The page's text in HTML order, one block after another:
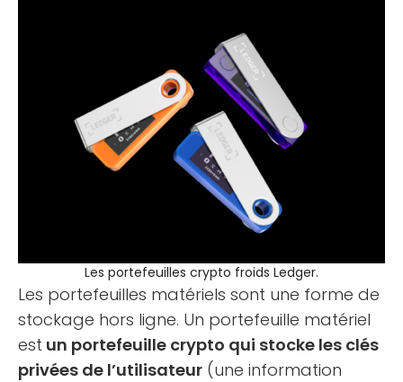
Les portefeuilles crypto froids Ledger.
Les portefeuilles matériels sont une forme de
stockage hors ligne. Un portefeuille matériel
est un portefeuille crypto qui stocke les clés
privées de l’utilisateur (une information